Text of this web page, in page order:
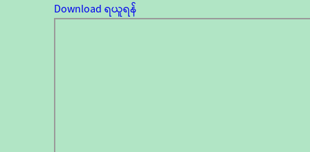
Download ရယူရန်